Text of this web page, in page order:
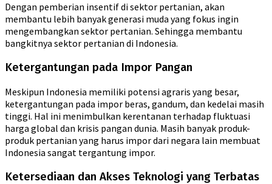
Dengan pemberian insentif di sektor pertanian, akan
membantu lebih banyak generasi muda yang fokus ingin
mengembangkan sektor pertanian. Sehingga membantu
bangkitnya sektor pertanian di Indonesia.
Ketergantungan pada Impor Pangan
Meskipun Indonesia memiliki potensi agraris yang besar,
ketergantungan pada impor beras, gandum, dan kedelai masih
tinggi. Hal ini menimbulkan kerentanan terhadap fluktuasi
harga global dan krisis pangan dunia. Masih banyak produk-
produk pertanian yang harus impor dari negara lain membuat
Indonesia sangat tergantung impor.
Ketersediaan dan Akses Teknologi yang Terbatas